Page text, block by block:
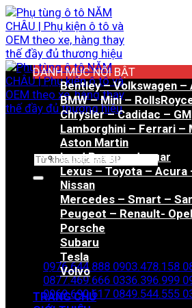
Bỏ
qua
nội
dung
Tìm
Hotline đặt hàng
0976.644.888 0903.478.158
0877.469.666 0336.396.999
0969.690.617 0849.544.555
DANH MỤC NỔI BẬT
Bentley – Volkswagen –
BMW – Mini –
Chrysler – Cadidac – GM
Lamborghini – Ferrari –
Aston Martin
Land Rover – Jaguar
Lexus – Toyota – Acura
Nissan
Mercedes – Smart –
Peugeot – Renault-
Porsche
Subaru
Tesla
Volvo
TRANG CHỦ